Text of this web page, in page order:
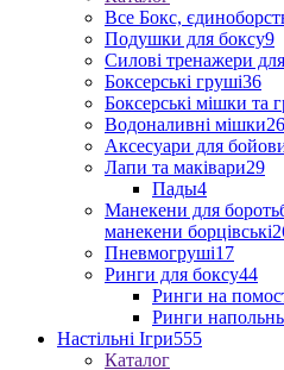
Все Бокс,
Подушки для боксу9
Силові тренажери
Боксерські груші36
Боксерські мішки та
Водоналивні мішки26
Аксесуари для
Лапи та маківари29
Пады4
Манекени для
манекени борцівські
Пневмогруші17
Ринги для боксу44
Ринги на
Ринги
Настільні Ігри555
Каталог